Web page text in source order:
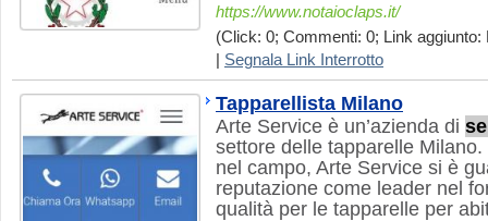
https://www.notaioclaps.it/
(Click: 0; Commenti: 0; Link aggiunto:
Segnala Link Interrotto
Tapparellista Milano
Arte Service è un’azienda di
settore delle tapparelle
nel campo, Arte Service si è
reputazione come leader nel
qualità per le tapparelle per